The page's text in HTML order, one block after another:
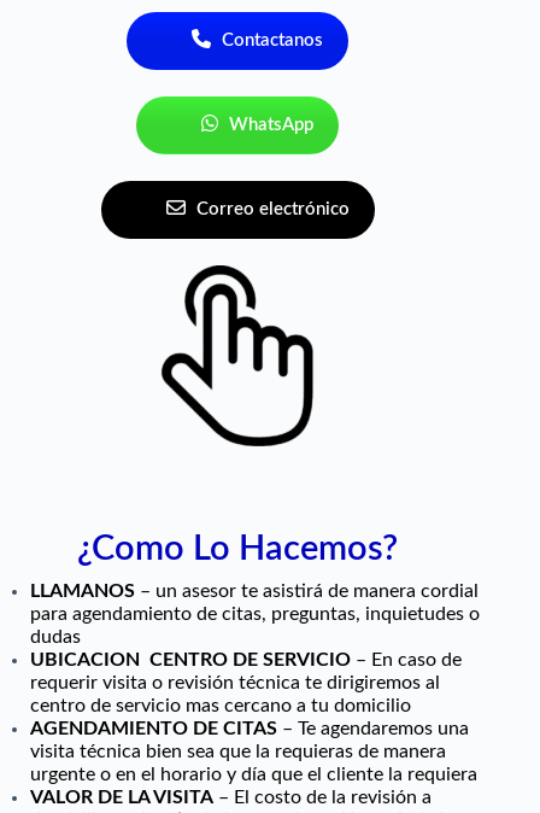
Contactanos
WhatsApp
Correo electrónico
¿Como Lo Hacemos?
LLAMANOS – un asesor te asistirá de manera cordial
para agendamiento de citas, preguntas, inquietudes o
dudas
UBICACION CENTRO DE SERVICIO – En caso de
requerir visita o revisión técnica te dirigiremos al
centro de servicio mas cercano a tu domicilio
AGENDAMIENTO DE CITAS – Te agendaremos una
visita técnica bien sea que la requieras de manera
urgente o en el horario y día que el cliente la requiera
VALOR DE LA VISITA – El costo de la revisión a